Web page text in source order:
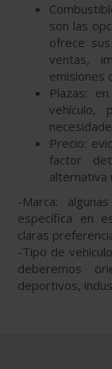
son las
ofrece
ventas,
emisiones
Plazas:
vehículo,
Precio:
factor
alternativa
-Marca:
específica en
claras
-Tipo de
deberemos
deportivos,